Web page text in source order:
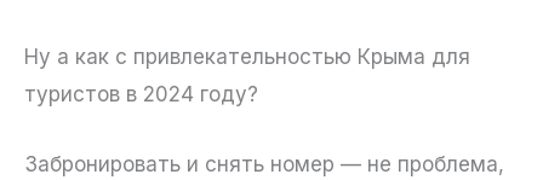
Ну а как с привлекательностью Крыма для
туристов в 2024 году?
Забронировать и снять номер — не проблема,